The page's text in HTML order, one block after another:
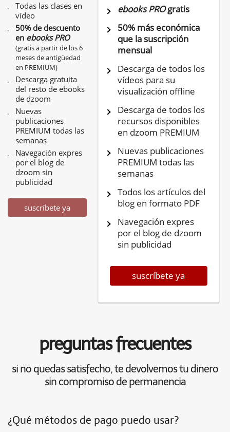
Todas las clases en
vídeo
50% de descuento
en ebooks PRO
(gratis a partir de los 6
meses de antigüedad
en PREMIUM)
Descarga gratuita
del resto de ebooks
de dzoom
Nuevas
publicaciones
PREMIUM todas las
semanas
Navegación expres
por el blog de
dzoom sin
publicidad
suscríbete ya
ebooks PROgratis
50% más económica
que la suscripción
mensual
Descarga de todos los
vídeos para su
visualización offline
Descarga de todos los
recursos disponibles
en dzoom PREMIUM
Nuevas publicaciones
PREMIUM todas las
semanas
Todos los artículos del
blog en formato PDF
Navegación expres
por el blog de dzoom
sin publicidad
suscríbete ya
preguntas frecuentes
si no quedas satisfecho, te devolvemos tu dinero
sin compromiso de permanencia
¿Qué métodos de pago puedo usar?